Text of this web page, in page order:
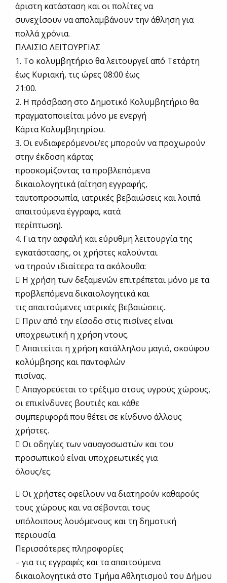
άριστη κατάσταση και οι πολίτες να
συνεχίσουν να απολαμβάνουν την άθληση για
πολλά χρόνια.
ΠΛΑΙΣΙΟ ΛΕΙΤΟΥΡΓΙΑΣ
1. Το κολυμβητήριο θα λειτουργεί από Τετάρτη
έως Κυριακή, τις ώρες 08:00 έως
21:00.
2. Η πρόσβαση στο Δημοτικό Κολυμβητήριο θα
πραγματοποιείται μόνο με ενεργή
Κάρτα Κολυμβητηρίου.
3. Οι ενδιαφερόμενοι/ες μπορούν να προχωρούν
στην έκδοση κάρτας
προσκομίζοντας τα προβλεπόμενα
δικαιολογητικά (αίτηση εγγραφής,
ταυτοπροσωπία, ιατρικές βεβαιώσεις και λοιπά
απαιτούμενα έγγραφα, κατά
περίπτωση).
4. Για την ασφαλή και εύρυθμη λειτουργία της
εγκατάστασης, οι χρήστες καλούνται
να τηρούν ιδιαίτερα τα ακόλουθα:
 Η χρήση των δεξαμενών επιτρέπεται μόνο με τα
προβλεπόμενα δικαιολογητικά και
τις απαιτούμενες ιατρικές βεβαιώσεις.
 Πριν από την είσοδο στις πισίνες είναι
υποχρεωτική η χρήση ντους.
 Απαιτείται η χρήση κατάλληλου μαγιό, σκούφου
κολύμβησης και παντοφλών
πισίνας.
 Απαγορεύεται το τρέξιμο στους υγρούς χώρους,
οι επικίνδυνες βουτιές και κάθε
συμπεριφορά που θέτει σε κίνδυνο άλλους
χρήστες.
 Οι οδηγίες των ναυαγοσωστών και του
προσωπικού είναι υποχρεωτικές για
όλους/ες.
 Οι χρήστες οφείλουν να διατηρούν καθαρούς
τους χώρους και να σέβονται τους
υπόλοιπους λουόμενους και τη δημοτική
περιουσία.
Περισσότερες πληροφορίες
– για τις εγγραφές και τα απαιτούμενα
δικαιολογητικά στο Τμήμα Αθλητισμού του Δήμου